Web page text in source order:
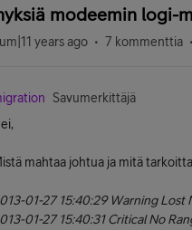
modeemin logi-
years ago 7 kommenttia
Savumerkittäjä
mahtaa johtua ja mitä
01-27 15:40:29 Warning Lost
01-27 15:40:31 Critical No